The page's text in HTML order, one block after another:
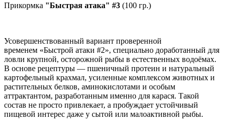
Прикормка "Быстрая атака" #3 (100 гр.)
Усовершенствованный вариант проверенной
временем «Быстрой атаки #2», специально доработанный для
ловли крупной, осторожной рыбы в естественных водоёмах.
В основе рецептуры — пшеничный протеин и натуральный
картофельный крахмал, усиленные комплексом животных и
растительных белков, аминокислотами и особым
аттрактантом, разработанным именно для карася. Такой
состав не просто привлекает, а пробуждает устойчивый
пищевой интерес даже у сытой или малоактивной рыбы.